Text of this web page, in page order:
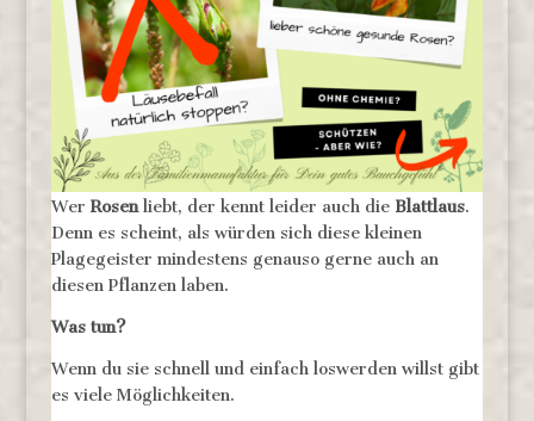
Wer Rosenliebt, der kennt leider auch die Blattlaus.
Denn es scheint, als würden sich diese kleinen
Plagegeister mindestens genauso gerne auch an
diesen Pflanzen laben.
Was tun?
Wenn du sie schnell und einfach loswerden willst gibt
es viele Möglichkeiten.